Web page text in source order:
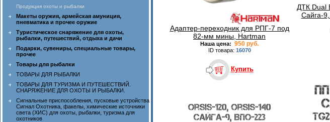
Продукция охоты и рыбалки
Макеты оружия, армейская амуниция,
пневматика и прочее оружие
Туристическое снаряжение для охоты,
рыбалки, путешествий, отдыха и дачи
Подарки, сувениры, специальные товары,
прочее
Товары для рыбалки
ТОВАРЫ ДЛЯ РЫБАЛКИ
ТОВАРЫ ДЛЯ ТУРИЗМА И ПУТЕШЕСТВИЙ.
СНАРЯЖЕНИЕ ДЛЯ ОХОТЫ И РЫБАЛКИ.
Сигнальные приспособления, пусковые устройства
Сигнал Охотника, факелы, химические источники
света (ХИС) для охоты, рыбалки, туризма для
охотников
Адаптер-переходник для РПГ-7 под
82-мм мины, Hartman
Наша цена: 950 руб.
ID товара: 16070
Купить
ДТК Dual
Сайга-